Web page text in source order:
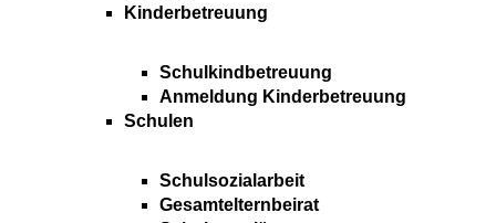
Kinderbetreuung
Schulkindbetreuung
Anmeldung Kinderbetreuung
Schulen
Schulsozialarbeit
Gesamtelternbeirat